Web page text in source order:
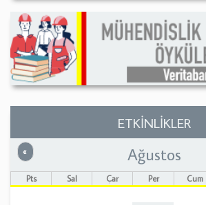
ETKİNLİKLER
« Önceki Ağustos
Pts Sal Çar Per Cum